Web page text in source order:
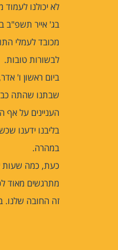
לא יכולנו
בג' אייר תשפ"ב
מכובד לעמלי
לבשורות טובות.
ביום ראשון ו'
שבתנו שהתה כבר
העניינים על
בליבנו ידענו
במהרה.
כעת, כמה שעות
מתרגשים מאוד
זה החובה שלנו.